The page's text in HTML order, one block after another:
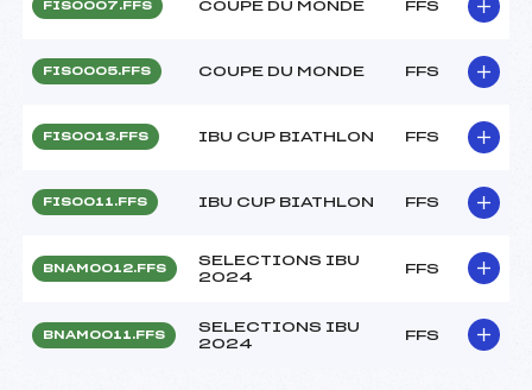
FIS0007.FFS COUPE DU MONDE FFS
FIS0005.FFS COUPE DU MONDE FFS
FIS0013.FFS IBU CUP BIATHLON FFS
FIS0011.FFS IBU CUP BIATHLON FFS
BNAM0012.FFS
SELECTIONS IBU
2024
FFS
BNAM0011.FFS
SELECTIONS IBU
2024
FFS